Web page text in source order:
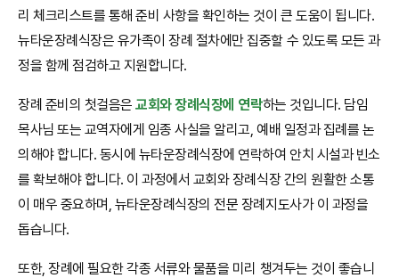
리 체크리스트를 통해 준비 사항을 확인하는 것이 큰 도움이 됩니다.
뉴타운장례식장은 유가족이 장례 절차에만 집중할 수 있도록 모든 과
정을 함께 점검하고 지원합니다.
장례 준비의 첫걸음은교회와 장례식장에 연락하는 것입니다. 담임
목사님 또는 교역자에게 임종 사실을 알리고, 예배 일정과 집례를 논
의해야 합니다. 동시에 뉴타운장례식장에 연락하여 안치 시설과 빈소
를 확보해야 합니다. 이 과정에서 교회와 장례식장 간의 원활한 소통
이 매우 중요하며, 뉴타운장례식장의 전문 장례지도사가 이 과정을
돕습니다.
또한, 장례에 필요한 각종 서류와 물품을 미리 챙겨두는 것이 좋습니